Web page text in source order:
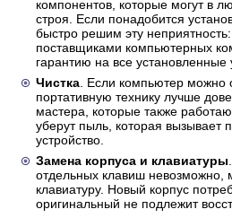
компонентов, которые могут в
строя. Если понадобится
быстро решим эту
поставщиками компьютерных
гарантию на все установленные
Чистка . Если компьютер можно
портативную технику лучше
мастера, которые также
уберут пыль, которая вызывает
устройство.
Замена корпуса и клавиатуры
отдельных клавиш
клавиатуру. Новый корпус
оригинальный не подлежит